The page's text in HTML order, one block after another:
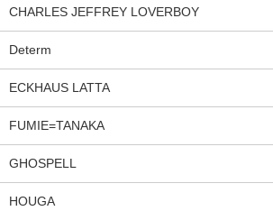
CHARLES JEFFREY LOVERBOY
Determ
ECKHAUS LATTA
FUMIE=TANAKA
GHOSPELL
HOUGA